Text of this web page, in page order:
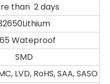
than 2 days
Wateproof
SMD
LVD, RoHS, SAA, SASO